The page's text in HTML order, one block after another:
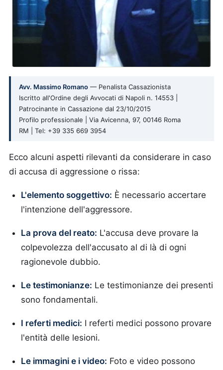
Avv. Massimo Romano — Penalista Cassazionista
Iscritto all'Ordine degli Avvocati di Napoli n. 14553 |
Patrocinante in Cassazione dal 23/10/2015
Profilo professionale | Via Avicenna, 97, 00146 Roma
RM | Tel: +39 335 669 3954
Ecco alcuni aspetti rilevanti da considerare in caso
di accusa di aggressione o rissa:
L'elemento soggettivo: È necessario accertare
l'intenzione dell'aggressore.
La prova del reato: L'accusa deve provare la
colpevolezza dell'accusato al di là di ogni
ragionevole dubbio.
Le testimonianze: Le testimonianze dei presenti
sono fondamentali.
I referti medici: I referti medici possono provare
l'entità delle lesioni.
Le immagini e i video: Foto e video possono